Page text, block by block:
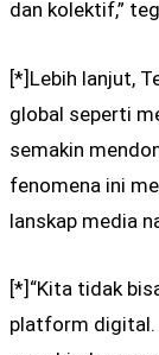
dan kolektif,”
[*]Lebih lanjut,
global seperti
semakin
fenomena ini
lanskap media
[*]“Kita tidak
platform digital.